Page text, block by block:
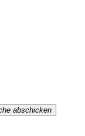
abschicken